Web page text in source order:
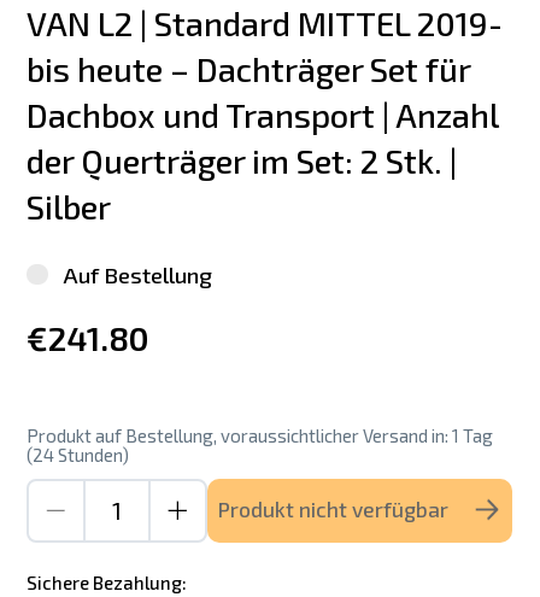
VAN L2 | Standard MITTEL 2019-
bis heute – Dachträger Set für
Dachbox und Transport | Anzahl
der Querträger im Set: 2 Stk. |
Silber
Auf Bestellung
€241.80
Produkt auf Bestellung, voraussichtlicher Versand in: 1 Tag
(24 Stunden)
Produkt nicht verfügbar
Sichere Bezahlung: